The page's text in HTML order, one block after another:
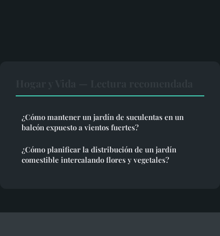
¿Cómo mantener un jardín de suculentas en un
balcón expuesto a vientos fuertes?
¿Cómo planificar la distribución de un jardín
comestible intercalando flores y vegetales?